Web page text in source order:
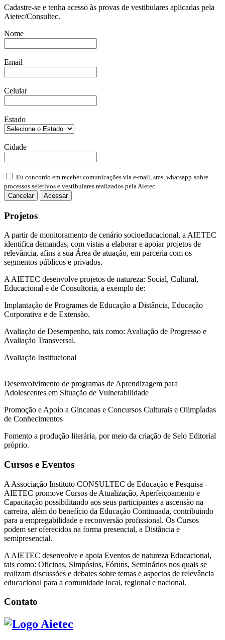
Cadastre-se e tenha acesso às provas de vestibulares aplicadas pela
Aietec/Consultec.
Nome
Email
Celular
Estado
Cidade
Eu concordo em receber comunicações via e-mail, sms, whatsapp sobre
processos seletivos e vestibulares realizados pela Aietec.
Cancelar
Acessar
Projetos
A partir de monitoramento de cenário socioeducacional, a AIETEC
identifica demandas, com vistas a elaborar e apoiar projetos de
relevância, afins a sua Área de atuação, em parceria com os
segmentos públicos e privados.
A AIETEC desenvolve projetos de natureza: Social, Cultural,
Educacional e de Consultoria, a exemplo de:
Implantação de Programas de Educação a Distância, Educação
Corporativa e de Extensão.
Avaliação de Desempenho, tais como: Avaliação de Progresso e
Avaliação Transversal.
Avaliação Institucional
Desenvolvimento de programas de Aprendizagem para
Adolescentes em Situação de Vulnerabilidade
Promoção e Apoio a Gincanas e Concursos Culturais e Olimpíadas
de Conhecimentos
Fomento a produção literária, por meio da criação de Selo Editorial
próprio.
Cursos e Eventos
A Associação Instituto CONSULTEC de Educação e Pesquisa -
AIETEC promove Cursos de Atualização, Aperfeiçoamento e
Capacitação possibilitando aos seus participantes a ascensão na
carreira, além do benefício da Educação Continuada, contribuindo
para a empregabilidade e reconversão profissional. Os Cursos
podem ser oferecidos na forma presencial, a Distância e
semipresencial.
A AIETEC desenvolve e apoia Eventos de natureza Educacional,
tais como: Oficinas, Simpósios, Fóruns, Seminários nos quais se
realizam discussões e debates sobre temas e aspectos de relevância
educacional para a comunidade local, regional e nacional.
Contato